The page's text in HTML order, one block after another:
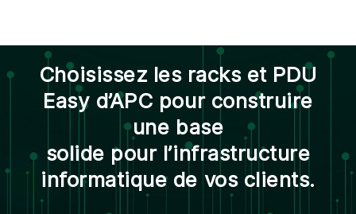
Choisissez les racks et PDU
Easy d’APC pour construire
une base
solide pour l’infrastructure
informatique de vos clients.